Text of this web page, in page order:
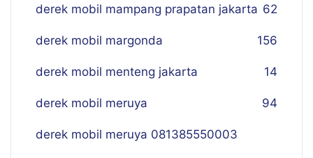
derek mobil mampang prapatan jakarta 62
derek mobil margonda 156
derek mobil menteng jakarta 14
derek mobil meruya 94
derek mobil meruya 081385550003